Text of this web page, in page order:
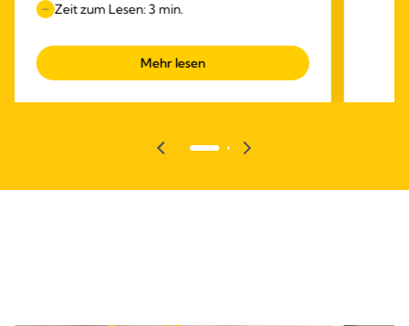
Zeit zum Lesen: 3 min.
Mehr lesen